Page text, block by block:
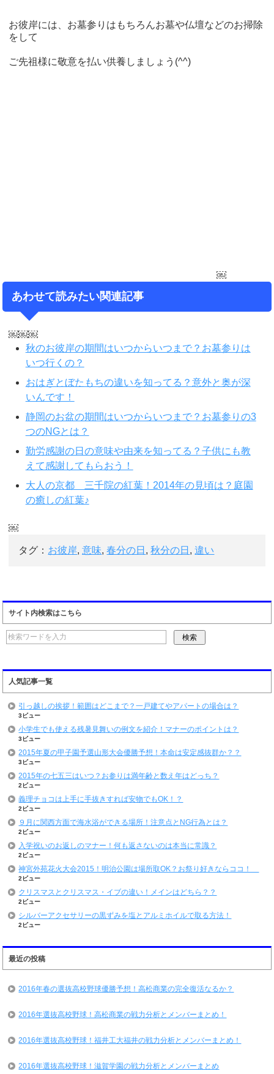
お彼岸には、お墓参りはもちろんお墓や仏壇などのお掃除
をして
ご先祖様に敬意を払い供養しましょう(^^)
￼
あわせて読みたい関連記事
￼￼￼
秋のお彼岸の期間はいつからいつまで？お墓参りは
いつ行くの？
おはぎとぼたもちの違いを知ってる？意外と奥が深
いんです！
静岡のお盆の期間はいつからいつまで？お墓参りの3
つのNGとは？
勤労感謝の日の意味や由来を知ってる？子供にも教
えて感謝してもらおう！
大人の京都 三千院の紅葉！2014年の見頃は？庭園
の癒しの紅葉♪
￼
タグ： お彼岸,意味,春分の日 ,秋分の日 ,違い
サイト内検索はこちら
人気記事一覧
引っ越しの挨拶！範囲はどこまで？一戸建てやアパートの場合は？
3ビュー
小学生でも使える残暑見舞いの例文を紹介！マナーのポイントは？
3ビュー
2015年夏の甲子園予選山形大会優勝予想！本命は安定感抜群か？？
3ビュー
2015年の七五三はいつ？お参りは満年齢と数え年はどっち？
2ビュー
義理チョコは上手に手抜きすれば安物でもOK！？
2ビュー
９月に関西方面で海水浴ができる場所！注意点とNG行為とは？
2ビュー
入学祝いのお返しのマナー！何も返さないのは本当に常識？
2ビュー
神宮外苑花火大会2015！明治公園は場所取OK？お祭り好きならココ！
2ビュー
クリスマスとクリスマス・イブの違い！メインはどちら？？
2ビュー
シルバーアクセサリーの黒ずみを塩とアルミホイルで取る方法！
2ビュー
最近の投稿
2016年春の選抜高校野球優勝予想！高松商業の完全復活なるか？
2016年選抜高校野球！高松商業の戦力分析とメンバーまとめ！
2016年選抜高校野球！福井工大福井の戦力分析とメンバーまとめ！
2016年選抜高校野球！滋賀学園の戦力分析とメンバーまとめ